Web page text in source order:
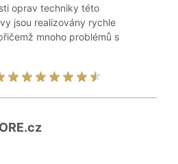
oprav techniky této
jsou realizovány rychle
mnoho problémů s